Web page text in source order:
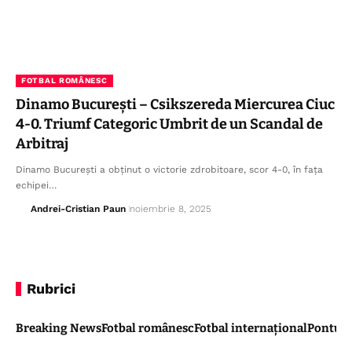
FOTBAL ROMÂNESC
Dinamo București – Csikszereda Miercurea Ciuc
4-0. Triumf Categoric Umbrit de un Scandal de
Arbitraj
Dinamo București a obținut o victorie zdrobitoare, scor 4-0, în fața
echipei…
Andrei-Cristian Paun noiembrie 8, 2025
Rubrici
Breaking NewsFotbal românescFotbal internaționalPontul